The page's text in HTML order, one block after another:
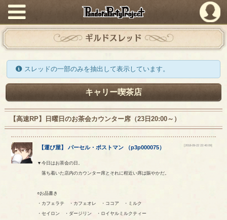
PandoraPartyProject
ギルドスレッド
スレッドの一部のみを抽出して表示しています。
キャリー喫茶店
【高速RP】日曜日のお茶会カウンター席（23日20:00～）
【運び屋】パーセル・ ポストマン （p3p000075） [2018-09-22 22:40:09]
▼今日はお茶会の日。
落ち着いた店内のカウンター席とそれに程近い席は賑やかだ。
○お品書き
・カフェラテ ・カフェオレ ・ココア ・ミルク
・セイロン ・ダージリン ・ロイヤルミルクティー